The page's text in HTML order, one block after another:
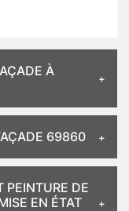
À
69860
PEINTURE DE
EN ÉTAT